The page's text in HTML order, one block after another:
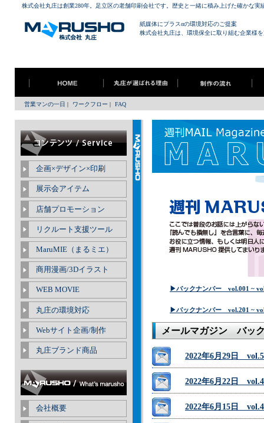
株式会社丸庄は創業280年。足立区の老舗印刷会社です。歴史と一緒に積み上げた確かな実
紙媒体にプラスαの環境対応のご提案
株式会社丸庄は、環境保全に取り組む企業様
営業マンの一日 | ワークフロー | FAQ
企画×デザイン×印刷
展示会アイテム
店舗プロモーション
リクルート支援ツール
MaruMIE（まるミエ）
商用漫画/3Dイラスト
WEB MOVIE
丸庄の環境対応
Webサイト企画/制作
丸庄ブランド商品
会社概要
▶バックナンバー vol.001 ~
▶バックナンバー vol.201 ~
メールマガジン バッ
2022年6月29日
2022年6月22日
2022年6月15日